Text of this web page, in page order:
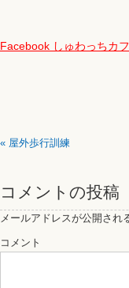
Facebook しゅわっちカ
« 屋外歩行訓練
コメントの投稿
メールアドレスが公開され
コメント